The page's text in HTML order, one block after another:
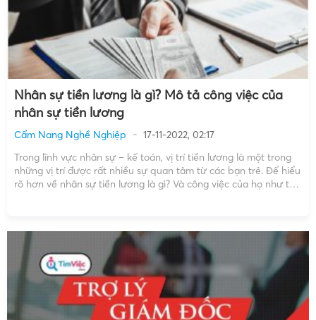
Nhân sự tiền lương là gì? Mô tả công việc của
nhân sự tiền lương
Cẩm Nang Nghề Nghiệp
17-11-2022, 02:17
Trong lĩnh vực nhân sự – kế toán, vị trí tiền lương là một trong
những vị trí được rất nhiều sự quan tâm từ các bạn trẻ. Để hiểu
rõ hơn về nhân sự tiền lương là gì? Và công việc của họ như thế